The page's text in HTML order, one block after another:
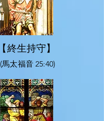
【終生持守】
(馬太福音 25:40)